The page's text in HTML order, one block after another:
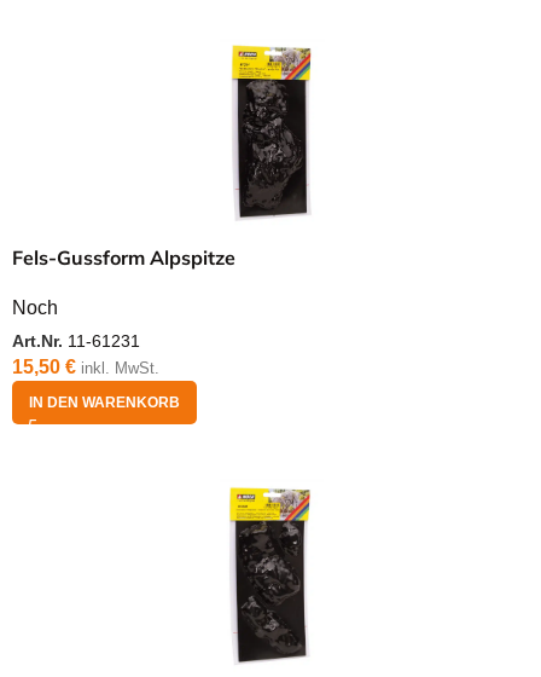
Fels-Gussform Alpspitze
Noch
Art.Nr. 11-61231
15,50 € inkl. MwSt.
IN DEN WARENKORB